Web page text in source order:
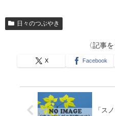
日々のつぶやき
〈記事
X Facebook
「ス